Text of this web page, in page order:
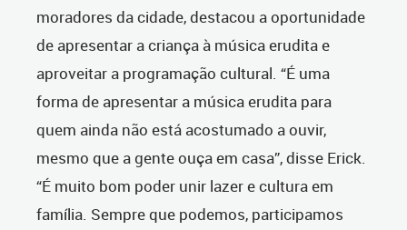
moradores da cidade, destacou a oportunidade
de apresentar a criança à música erudita e
aproveitar a programação cultural. “É uma
forma de apresentar a música erudita para
quem ainda não está acostumado a ouvir,
mesmo que a gente ouça em casa”, disse Erick.
“É muito bom poder unir lazer e cultura em
família. Sempre que podemos, participamos